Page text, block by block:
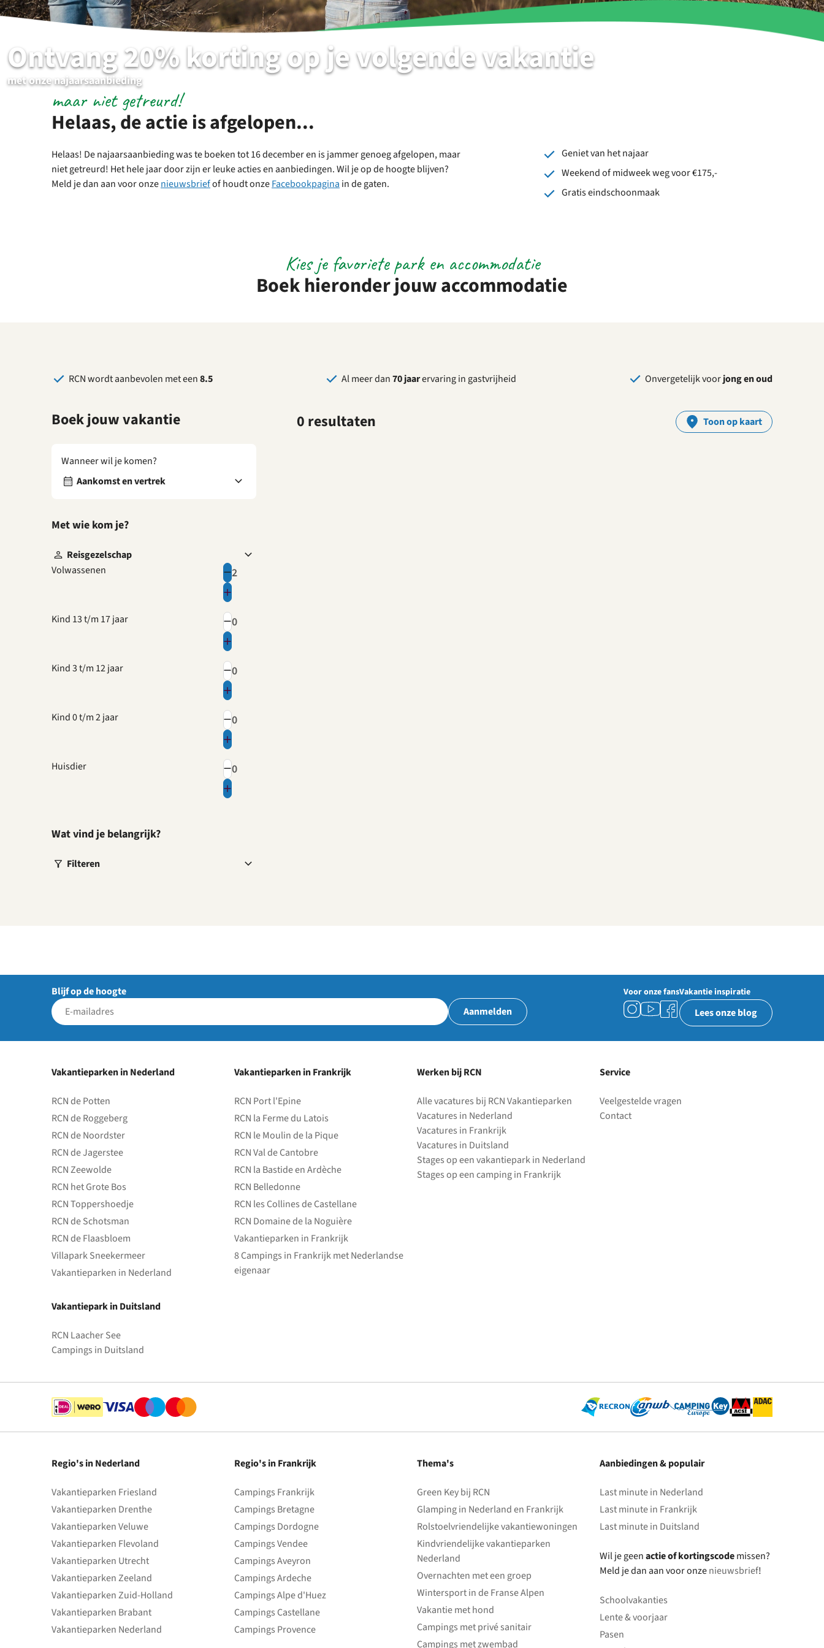
Ontvang 20% korting op je volgende vakantie
met onze najaarsaanbieding
Helaas, de actie is afgelopen...
maar niet getreurd!
Helaas! De najaarsaanbieding was te boeken tot 16 december en is jammer genoeg afgelopen, maar
niet getreurd! Het hele jaar door zijn er leuke acties en aanbiedingen. Wil je op de hoogte blijven?
Meld je dan aan voor onzenieuwsbriefof houdt onzeFacebookpagina in de gaten.
Geniet van het najaar
Weekend of midweek weg voor €175,-
Gratis eindschoonmaak
Boek hieronder jouw accommodatie
Kies je favoriete park en accommodatie
RCN wordt aanbevolen met een8.5 Al meer dan70 jaarervaring in gastvrijheid Onvergetelijk voorjong en oud
Boek jouw vakantie
Wanneer wil je komen?
Aankomst en vertrek
Met wie kom je?
Reisgezelschap
Volwassenen
Kind 13 t/m 17 jaar
Kind 3 t/m 12 jaar
Kind 0 t/m 2 jaar
Huisdier
Wat vind je belangrijk?
Filteren
0 resultaten Toon op kaart
Blijf op de hoogte
Aanmelden
Voor onze fansVakantie inspiratie
Lees onze blog
Vakantieparken in Nederland
RCN de Potten
RCN de Roggeberg
RCN de Noordster
RCN de Jagerstee
RCN Zeewolde
RCN het Grote Bos
RCN Toppershoedje
RCN de Schotsman
RCN de Flaasbloem
Villapark Sneekermeer
Vakantieparken in Nederland
Vakantiepark in Duitsland
RCN Laacher See
Campings in Duitsland
Vakantieparken in Frankrijk
RCN Port l'Epine
RCN la Ferme du Latois
RCN le Moulin de la Pique
RCN Val de Cantobre
RCN la Bastide en Ardèche
RCN Belledonne
RCN les Collines de Castellane
RCN Domaine de la Noguière
Vakantieparken in Frankrijk
8 Campings in Frankrijk met Nederlandse
eigenaar
Werken bij RCN
Alle vacatures bij RCN Vakantieparken
Vacatures in Nederland
Vacatures in Frankrijk
Vacatures in Duitsland
Stages op een vakantiepark in Nederland
Stages op een camping in Frankrijk
Service
Veelgestelde vragen
Contact
Regio's in Nederland
Vakantieparken Friesland
Vakantieparken Drenthe
Vakantieparken Veluwe
Vakantieparken Flevoland
Vakantieparken Utrecht
Vakantieparken Zeeland
Vakantieparken Zuid-Holland
Vakantieparken Brabant
Vakantieparken Nederland
Regio's in Frankrijk
Campings Frankrijk
Campings Bretagne
Campings Dordogne
Campings Vendee
Campings Aveyron
Campings Ardeche
Campings Alpe d'Huez
Campings Castellane
Campings Provence
Thema's
Green Key bij RCN
Glamping in Nederland en Frankrijk
Rolstoelvriendelijke vakantiewoningen
Kindvriendelijke vakantieparken
Nederland
Overnachten met een groep
Wintersport in de Franse Alpen
Vakantie met hond
Campings met privé sanitair
Campings met zwembad
Aanbiedingen & populair
Last minute in Nederland
Last minute in Frankrijk
Last minute in Duitsland
Wil je geenactie of kortingscodemissen?
Meld je dan aan voor onzenieuwsbrief!
Schoolvakanties
Lente & voorjaar
Pasen